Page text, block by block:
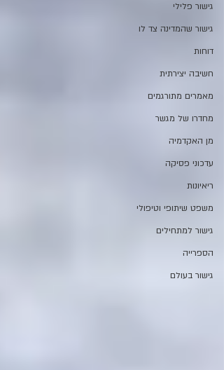
גישור פלילי
גישור שהמדינה צד לו
דוחות
חשיבה יצירתית
מאמרים מתורגמים
מחדרו של מגשר
מן האקדמיה
עדכוני פסיקה
ריאיונות
משפט שיתופי וטיפולי
גישור למתחילים
הספרייה
גישור בעולם